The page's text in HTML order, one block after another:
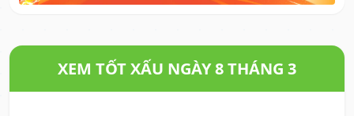
XEM TỐT XẤU NGÀY 8 THÁNG 3